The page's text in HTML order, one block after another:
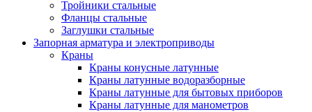
Тройники стальные
Фланцы стальные
Заглушки стальные
Запорная арматура и электроприводы
Краны
Краны конусные латунные
Краны латунные водоразборные
Краны латунные для бытовых приборов
Краны латунные для манометров